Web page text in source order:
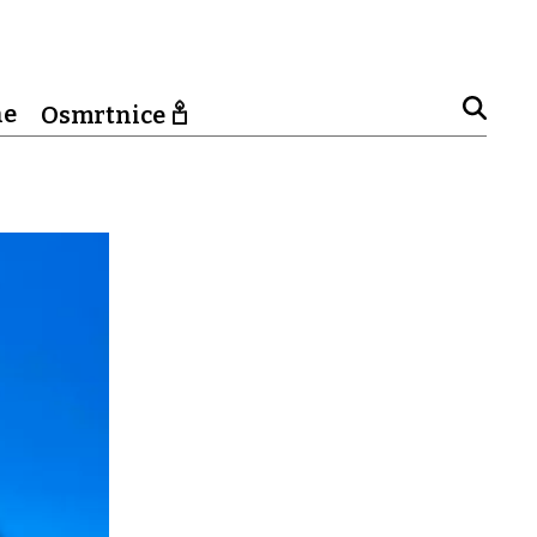
Osmrtnice